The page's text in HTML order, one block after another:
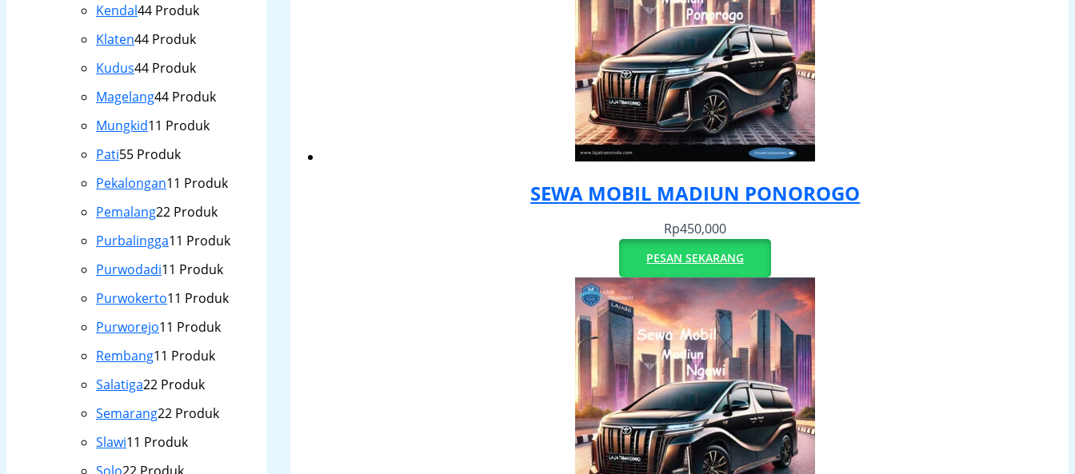
Kendal44 Produk
Klaten44 Produk
Kudus44 Produk
Magelang44 Produk
Mungkid11 Produk
Pati55 Produk
Pekalongan11 Produk
Pemalang22 Produk
Purbalingga11 Produk
Purwodadi11 Produk
Purwokerto11 Produk
Purworejo11 Produk
Rembang11 Produk
Salatiga22 Produk
Semarang22 Produk
Slawi11 Produk
Solo22 Produk
SEWA MOBIL MADIUN PONOROGO
Rp450,000
PESAN SEKARANG